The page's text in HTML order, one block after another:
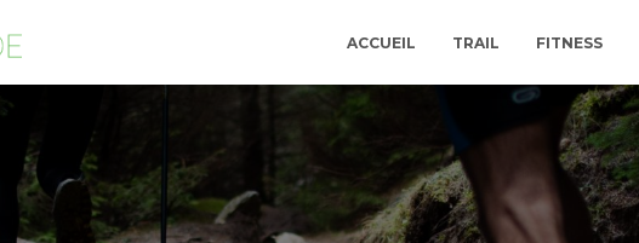
ACCUEIL TRAIL FITNESS